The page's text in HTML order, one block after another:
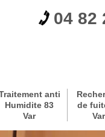
04 82
anti
Humidite 83
Var
de
Var